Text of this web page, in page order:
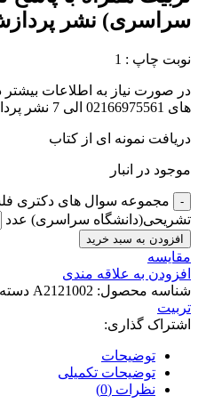
سراسری) نشر
نوبت چاپ : 1
در صورت نیاز به اطلاعات بیشتر
های 02166975561 الی 7 نشر پردازش تماس حاصل فرمایید
دریافت نمونه ای از کتاب
موجود در انبار
مجموعه سوال های دکتری
تشریحی(دانشگاه سراسری) عدد
افزودن به سبد خرید
مقايسه
افزودن به علاقه مندی
شناسه محصول: A2121002
تربیت
اشتراک گذاری:
توضیحات
توضیحات تکمیلی
نظرات (0)